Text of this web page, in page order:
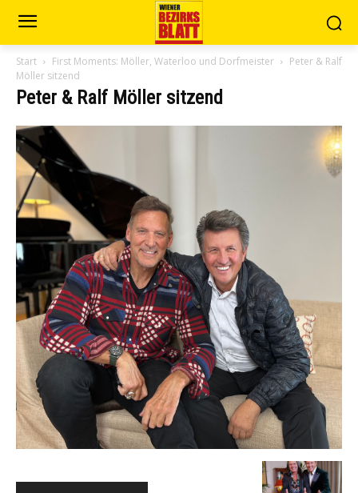
Start First Moments: Möller, Waterloo und Dorfmeister
Peter & Ralf
Möller sitzend
Peter & Ralf Möller sitzend